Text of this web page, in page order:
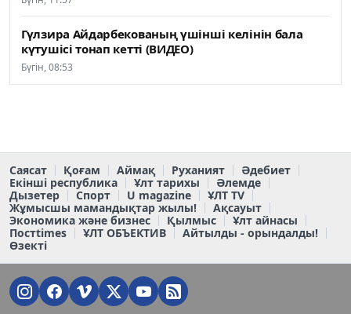
Гүлзира Айдарбекованың үшінші келінін бала
күтушісі тонап кетті (ВИДЕО)
Бүгін, 08:53
Саясат Қоғам Аймақ Руханият
Әдебиет
Екінші республика
Ұлт тарихы
Әлемде
Дызетер
Спорт U magazine
ҰЛТ TV
Жұмысшы мамандықтар жылы!
Ақсауыт
Экономика және бизнес
Қылмыс
Ұлт айнасы
Постtimes
ҰЛТ ОБЪЕКТИВ
Айтылды - орындалды!
Өзекті